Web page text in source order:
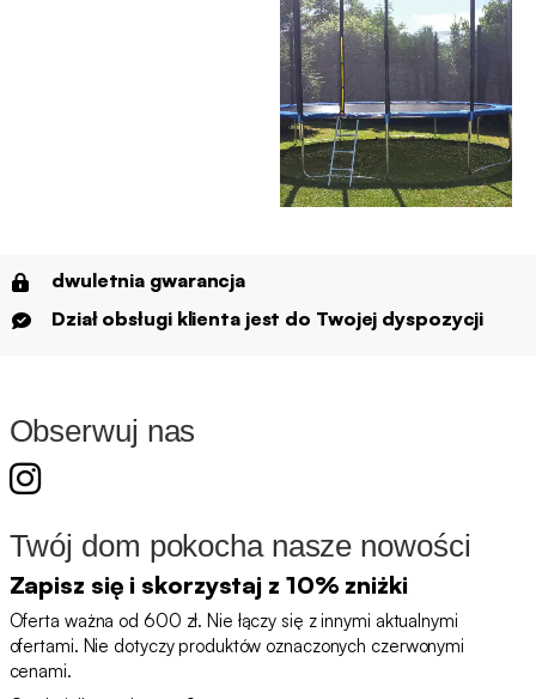
dwuletnia gwarancja
Dział obsługi klienta jest do Twojej dyspozycji
Obserwuj nas
Twój dom pokocha nasze nowości
Zapisz się i skorzystaj z 10% zniżki
Oferta ważna od 600 zł. Nie łączy się z innymi aktualnymi
ofertami. Nie dotyczy produktów oznaczonych czerwonymi
cenami.